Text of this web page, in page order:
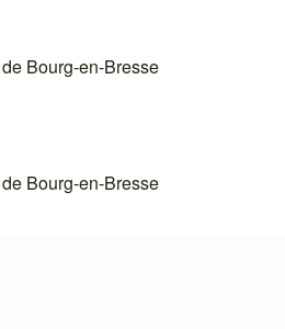
Bourg-en-Bresse
Bourg-en-Bresse